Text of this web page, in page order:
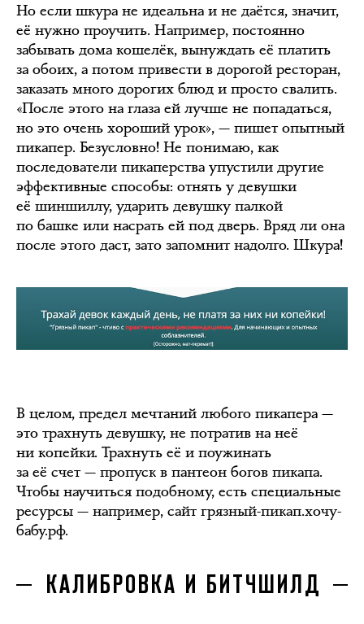
Но если шкура не идеальна и не даётся, значит,
её нужно проучить. Например, постоянно
забывать дома кошелёк, вынуждать её платить
за обоих, а потом привести в дорогой ресторан,
заказать много дорогих блюд и просто свалить.
«После этого на глаза ей лучше не попадаться,
но это очень хороший урок», — пишет опытный
пикапер. Безусловно! Не понимаю, как
последователи пикаперства упустили другие
эффективные способы: отнять у девушки
её шиншиллу, ударить девушку палкой
по башке или насрать ей под дверь. Вряд ли она
после этого даст, зато запомнит надолго. Шкура!
В целом, предел мечтаний любого пикапера —
это трахнуть девушку, не потратив на неё
ни копейки. Трахнуть её и поужинать
за её счет — пропуск в пантеон богов пикапа.
Чтобы научиться подобному, есть специальные
ресурсы — например, сайт грязный-пикап.хочу-
бабу.рф.
КАЛИБРОВКА И БИТЧШИЛД